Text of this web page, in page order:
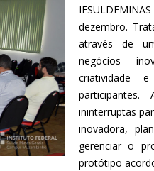
dezembro.
através de
negócios
criatividade
ininterruptas
inovadora,
gerenciar o
protótipo